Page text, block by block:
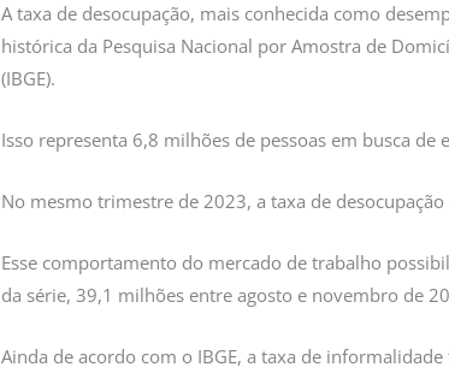
A taxa de desocupação, mais conhecida como
histórica da Pesquisa Nacional por Amostra de
(IBGE).
Isso representa 6,8 milhões de pessoas em busca
No mesmo trimestre de 2023, a taxa de
Esse comportamento do mercado de trabalho
da série, 39,1 milhões entre agosto e novembro de
Ainda de acordo com o IBGE, a taxa de